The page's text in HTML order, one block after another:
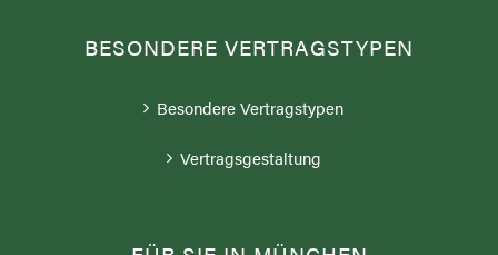
BESONDERE VERTRAGSTYPEN
Besondere Vertragstypen
Vertragsgestaltung